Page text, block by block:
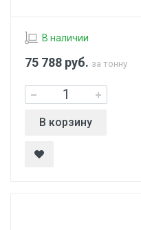
В наличии
75 788 руб. за тонну
В корзину